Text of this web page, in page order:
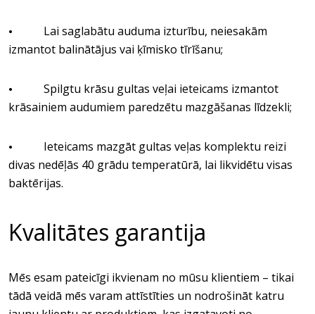
•
Lai saglabātu auduma izturību, neiesakām
izmantot balinātājus vai ķīmisko tīrīšanu;
•
Spilgtu krāsu gultas veļai ieteicams izmantot
krāsainiem audumiem paredzētu mazgāšanas līdzekli;
•
Ieteicams mazgāt gultas veļas komplektu reizi
divas nedēļās 40 grādu temperatūrā, lai likvidētu visas
baktērijas.
Kvalitātes garantija
Mēs esam pateicīgi ikvienam no mūsu klientiem – tikai
tādā veidā mēs varam attīstīties un nodrošināt katru